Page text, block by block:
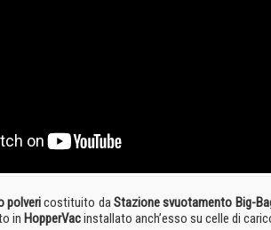
polvericostituito da Stazione svuotamento Big-
in HopperVacinstallato anch’esso su celle di